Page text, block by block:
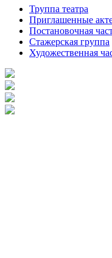
Труппа театра
Приглашенные
Постановочная
Стажерская группа
Художественная